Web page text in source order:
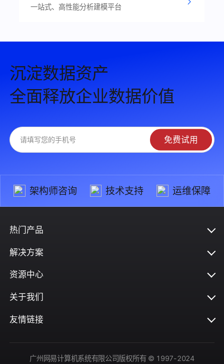
一站式、高性能分析建模平台
沉淀数据资产
全面释放企业数据价值
免费试用
架构师咨询 技术支持 运维保障
热门产品
解决方案
资源中心
关于我们
友情链接
广州网易计算机系统有限公司版权所有 © 1997-2024